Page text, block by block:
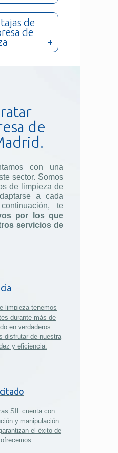
de
de
de
con una
sector. Somos
de limpieza de
a cada
te
por los que
servicios de
limpieza tenemos
durante más de
en verdaderos
disfrutar de nuestra
y eficiencia.
SIL cuenta con
y manipulación
el éxito de